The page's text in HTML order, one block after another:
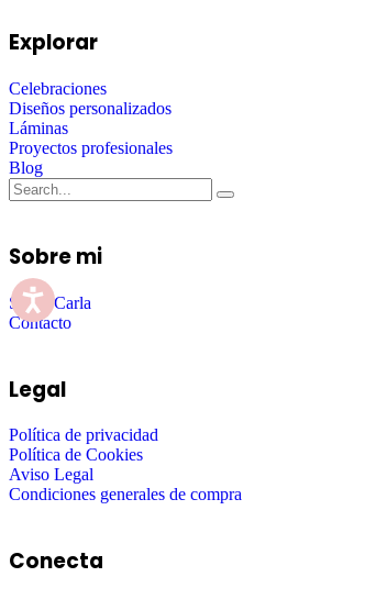
Explorar
Celebraciones
Diseños personalizados
Láminas
Proyectos profesionales
Blog
Sobre mi
Sobre Carla
Contacto
Legal
Política de privacidad
Política de Cookies
Aviso Legal
Condiciones generales de compra
Conecta